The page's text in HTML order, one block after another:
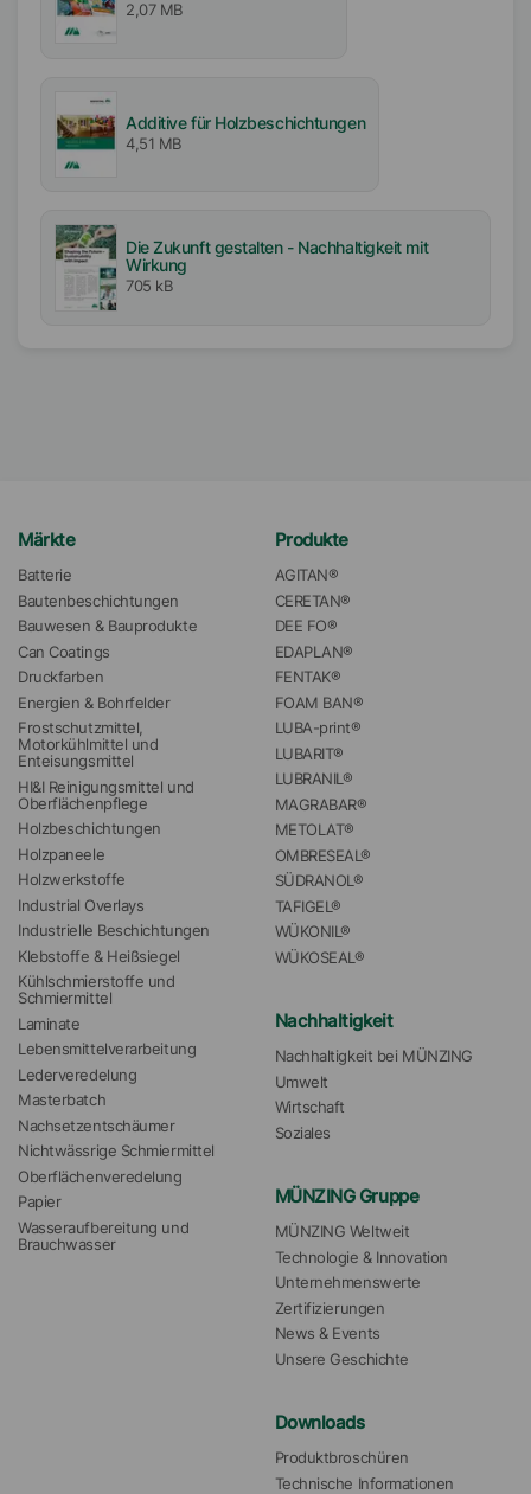
2,07 MB
Additive für Holzbeschichtungen
4,51 MB
Die Zukunft gestalten - Nachhaltigkeit mit
Wirkung
705 kB
Märkte
Batterie
Bautenbeschichtungen
Bauwesen & Bauprodukte
Can Coatings
Druckfarben
Energien & Bohrfelder
Frostschutzmittel,
Motorkühlmittel und
Enteisungsmittel
HI&I Reinigungsmittel und
Oberflächenpflege
Holzbeschichtungen
Holzpaneele
Holzwerkstoffe
Industrial Overlays
Industrielle Beschichtungen
Klebstoffe & Heißsiegel
Kühlschmierstoffe und
Schmiermittel
Laminate
Lebensmittelverarbeitung
Lederveredelung
Masterbatch
Nachsetzentschäumer
Nichtwässrige Schmiermittel
Oberflächenveredelung
Papier
Wasseraufbereitung und
Brauchwasser
Produkte
AGITAN®
CERETAN®
DEE FO®
EDAPLAN®
FENTAK®
FOAM BAN®
LUBA-print®
LUBARIT®
LUBRANIL®
MAGRABAR®
METOLAT®
OMBRESEAL®
SÜDRANOL®
TAFIGEL®
WÜKONIL®
WÜKOSEAL®
Nachhaltigkeit
Nachhaltigkeit bei MÜNZING
Umwelt
Wirtschaft
Soziales
MÜNZING Gruppe
MÜNZING Weltweit
Technologie & Innovation
Unternehmenswerte
Zertifizierungen
News & Events
Unsere Geschichte
Downloads
Produktbroschüren
Technische Informationen